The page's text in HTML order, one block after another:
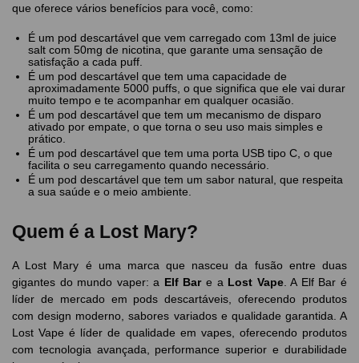
que oferece vários benefícios para você, como:
É um pod descartável que vem carregado com 13ml de juice
salt com 50mg de nicotina, que garante uma sensação de
satisfação a cada puff.
É um pod descartável que tem uma capacidade de
aproximadamente 5000 puffs, o que significa que ele vai durar
muito tempo e te acompanhar em qualquer ocasião.
É um pod descartável que tem um mecanismo de disparo
ativado por empate, o que torna o seu uso mais simples e
prático.
É um pod descartável que tem uma porta USB tipo C, o que
facilita o seu carregamento quando necessário.
É um pod descartável que tem um sabor natural, que respeita
a sua saúde e o meio ambiente.
Quem é a Lost Mary?
A Lost Mary é uma marca que nasceu da fusão entre duas
gigantes do mundo vaper: a Elf Bare a Lost Vape. A Elf Bar é
líder de mercado em pods descartáveis, oferecendo produtos
com design moderno, sabores variados e qualidade garantida. A
Lost Vape é líder de qualidade em vapes, oferecendo produtos
com tecnologia avançada, performance superior e durabilidade